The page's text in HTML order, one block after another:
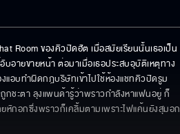
Room ของคิวปิดฮัต เมื่อสมัยเรียนนั้นเธอเป็น
ายขายหน้า ต่อมาเมื่อเธอประสบอุบัติเหตุทาง
แอบทำผิดกฎบริษัทเข้าไปใช้ห้องแชทคิวปิดรูม
กชะตา ลุงแพนด้ารู้ว่าพราวกำลังหาแฟนอยู่ ก็
หักอกซึ่งพราวก็เคลิ้มตามเพราะไฟแค้นยังสุมอก